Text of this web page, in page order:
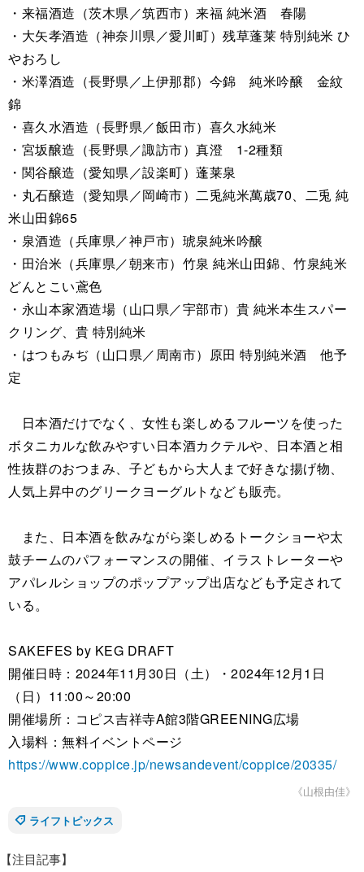
・来福酒造（茨木県／筑西市）来福 純米酒 春陽
・大矢孝酒造（神奈川県／愛川町）残草蓬莱 特別純米 ひ
やおろし
・米澤酒造（長野県／上伊那郡）今錦 純米吟醸 金紋
錦
・喜久水酒造（長野県／飯田市）喜久水純米
・宮坂醸造（長野県／諏訪市）真澄 1-2種類
・関谷醸造（愛知県／設楽町）蓬莱泉
・丸石醸造（愛知県／岡崎市）二兎純米萬歳70、二兎 純
米山田錦65
・泉酒造（兵庫県／神戸市）琥泉純米吟醸
・田治米（兵庫県／朝来市）竹泉 純米山田錦、竹泉純米
どんとこい鳶色
・永山本家酒造場（山口県／宇部市）貴 純米本生スパー
クリング、貴 特別純米
・はつもみぢ（山口県／周南市）原田 特別純米酒 他予
定
日本酒だけでなく、女性も楽しめるフルーツを使った
ボタニカルな飲みやすい日本酒カクテルや、日本酒と相
性抜群のおつまみ、子どもから大人まで好きな揚げ物、
人気上昇中のグリークヨーグルトなども販売。
また、日本酒を飲みながら楽しめるトークショーや太
鼓チームのパフォーマンスの開催、イラストレーターや
アパレルショップのポップアップ出店なども予定されて
いる。
SAKEFES by KEG DRAFT
開催日時：2024年11月30日（土）・2024年12月1日
（日）11:00～20:00
開催場所：コピス吉祥寺A館3階GREENING広場
入場料：無料イベントページ
https://www.coppice.jp/newsandevent/coppice/20335/
《山根由佳》
ライフトピックス
【注目記事】